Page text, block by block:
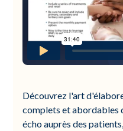
Découvrez l'art
complets et abordables
écho auprès des